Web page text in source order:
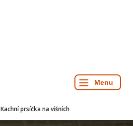
Kachní prsíčka na višních